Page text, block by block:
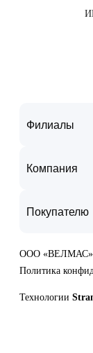
Филиалы
Компания
Покупателю
ООО «ВЕЛМАС»
Политика
Технологии